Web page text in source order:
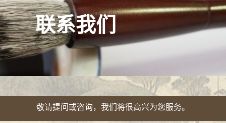
联系我们
敬请提问或咨询，我们将很高兴为您服务。